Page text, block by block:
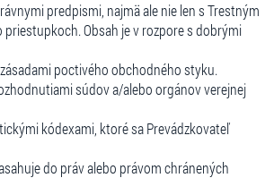
predpismi, najmä ale nie len s Trestným
priestupkoch. Obsah je v rozpore s dobrými
poctivého obchodného styku.
súdov a/alebo orgánov verejnej
kódexami, ktoré sa Prevádzkovateľ
do práv alebo právom chránených